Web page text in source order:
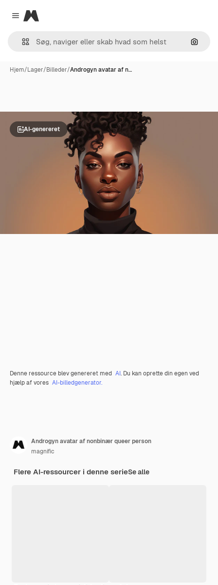
Close menu
Magnific
Søg
Hjem/Lager/Billeder/Androgyn avatar af n…
AI-genereret
Denne ressource blev genereret med AI. Du kan oprette din egen ved
hjælp af vores AI-billedgenerator.
Androgyn avatar af nonbinær queer person
magnific
Flere AI-ressourcer i denne serieSe alle